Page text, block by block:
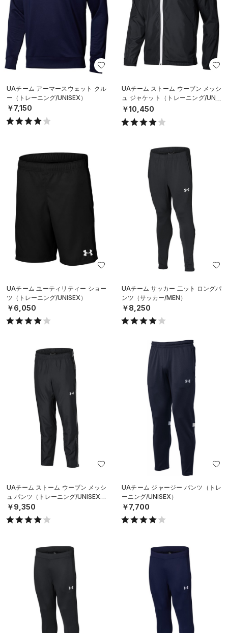
UAチーム アーマースウェット クル
ー（トレーニング/UNISEX）
￥7,150
UAチーム ストーム ウーブン メッシ
ュ ジャケット（トレーニング/UNIS
EX）
￥10,450
UAチーム ユーティリティー ショー
ツ（トレーニング/UNISEX）
￥6,050
UAチーム サッカー 二ット ロングパ
ンツ（サッカー/MEN）
￥8,250
UAチーム ストーム ウーブン メッシ
ュ パンツ（トレーニング/UNISEX）
￥9,350
UAチーム ジャージー パンツ（トレ
ーニング/UNISEX）
￥7,700